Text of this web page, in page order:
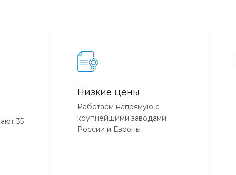
35
Низкие цены
Работаем напрямую с
крупнейшими заводами
России и Европы